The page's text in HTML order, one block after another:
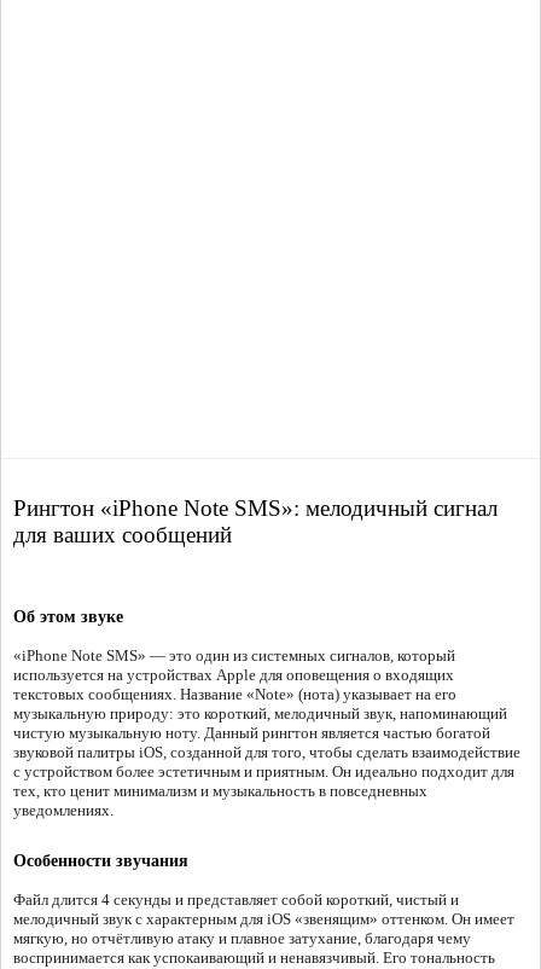
Рингтон «iPhone Note SMS»: мелодичный сигнал
для ваших сообщений
Об этом звуке
«iPhone Note SMS» — это один из системных сигналов, который
используется на устройствах Apple для оповещения о входящих
текстовых сообщениях. Название «Note» (нота) указывает на его
музыкальную природу: это короткий, мелодичный звук, напоминающий
чистую музыкальную ноту. Данный рингтон является частью богатой
звуковой палитры iOS, созданной для того, чтобы сделать взаимодействие
с устройством более эстетичным и приятным. Он идеально подходит для
тех, кто ценит минимализм и музыкальность в повседневных
уведомлениях.
Особенности звучания
Файл длится 4 секунды и представляет собой короткий, чистый и
мелодичный звук с характерным для iOS «звенящим» оттенком. Он имеет
мягкую, но отчётливую атаку и плавное затухание, благодаря чему
воспринимается как успокаивающий и ненавязчивый. Его тональность